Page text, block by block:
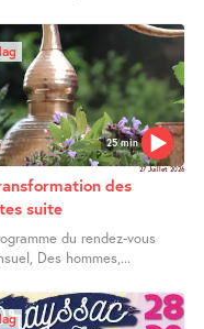
25 min
27 Juillet 2026
des
suite
du rendez-vous
Des hommes,...